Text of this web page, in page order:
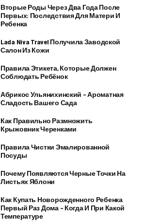
Вторые Роды Через Два Года После
Первых: Последствия Для Матери И
Ребенка
Lada Niva Travel Получила Заводской
Салон Из Кожи
Правила Этикета, Которые Должен
Соблюдать Ребёнок
Абрикос Ульянихинский – Ароматная
Сладость Вашего Сада
Как Правильно Размножить
Крыжовник Черенками
Правила Чистки Эмалированной
Посуды
Почему Появляются Черные Точки На
Листьях Яблони
Как Купать Новорожденного Ребенка
Первый Раз Дома – Когда И При Какой
Температуре